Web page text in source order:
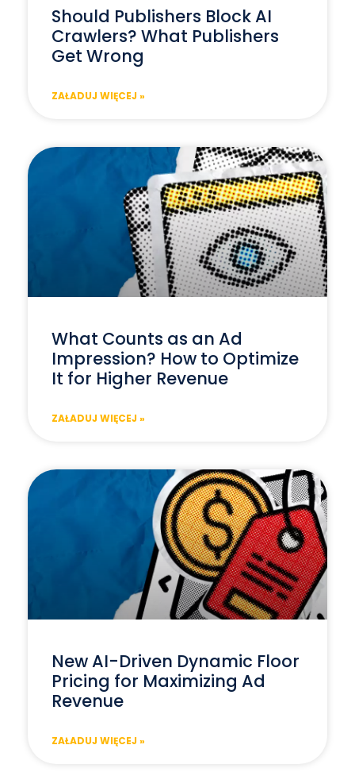
Should Publishers Block AI
Crawlers? What Publishers
Get Wrong
ZAŁADUJ WIĘCEJ »
What Counts as an Ad
Impression? How to Optimize
It for Higher Revenue
ZAŁADUJ WIĘCEJ »
New AI-Driven Dynamic Floor
Pricing for Maximizing Ad
Revenue
ZAŁADUJ WIĘCEJ »